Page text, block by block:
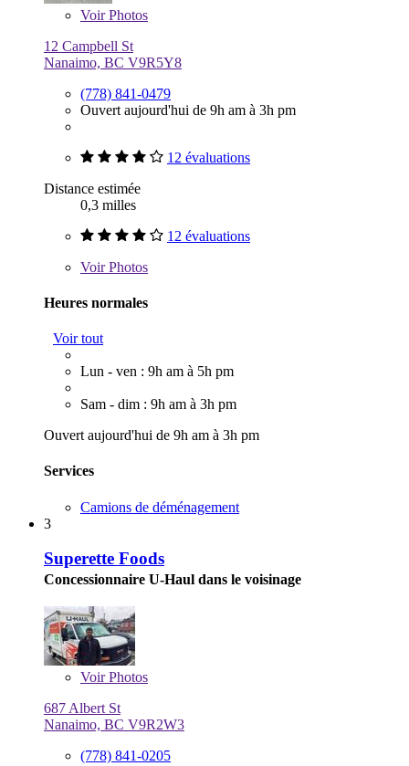
VoirPhotos
12 Campbell St
Nanaimo, BC V9R5Y8
(778) 841-0479
Ouvert aujourd'hui de 9h am à 3h pm
12 évaluations
Distance estimée
0,3 milles
12 évaluations
VoirPhotos
Heures normales
Voir tout
Lun - ven : 9h am à 5h pm
Sam - dim : 9h am à 3h pm
Ouvert aujourd'hui de 9h am à 3h pm
Services
Camions de déménagement
3
Superette Foods
Concessionnaire U-Haul dans le voisinage
VoirPhotos
687 Albert St
Nanaimo, BC V9R2W3
(778) 841-0205